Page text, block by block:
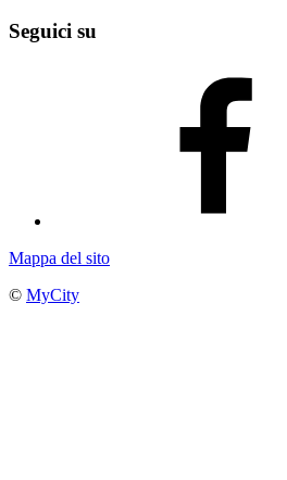
Seguici su
Mappa del sito
© MyCity